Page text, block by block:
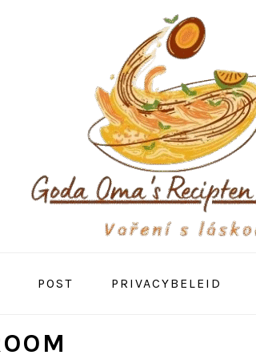
POST PRIVACYBELEID